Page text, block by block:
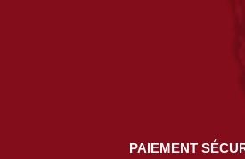
PAIEMENT